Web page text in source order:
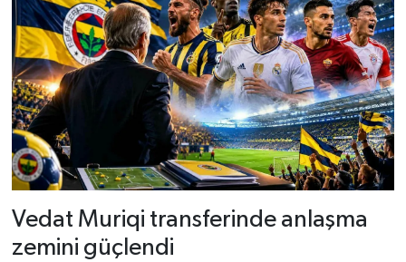
Vedat Muriqi transferinde anlaşma
zemini güçlendi